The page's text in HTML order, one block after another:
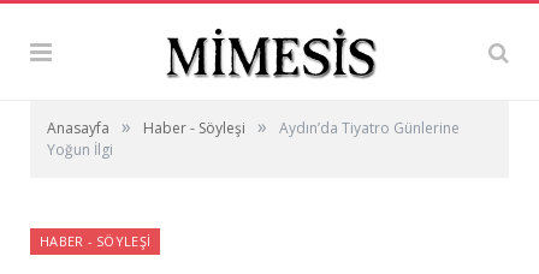
Anasayfa » Haber - Söyleşi »
Aydın’da Tiyatro Günlerine
Yoğun İlgi
HABER - SÖYLEŞI